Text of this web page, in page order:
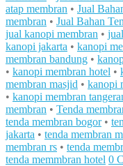
atap membran • Jual
membran • Jual Bahan
jual kanopi membran •
kanopi jakarta • kanopi
membran bandung •
• kanopi membran hotel •
membran masjid • kanopi
• kanopi membran
membran • Tenda
tenda membran bogor•
jakarta • tenda membran
membran rs • tenda
tenda memmbran hotel 0